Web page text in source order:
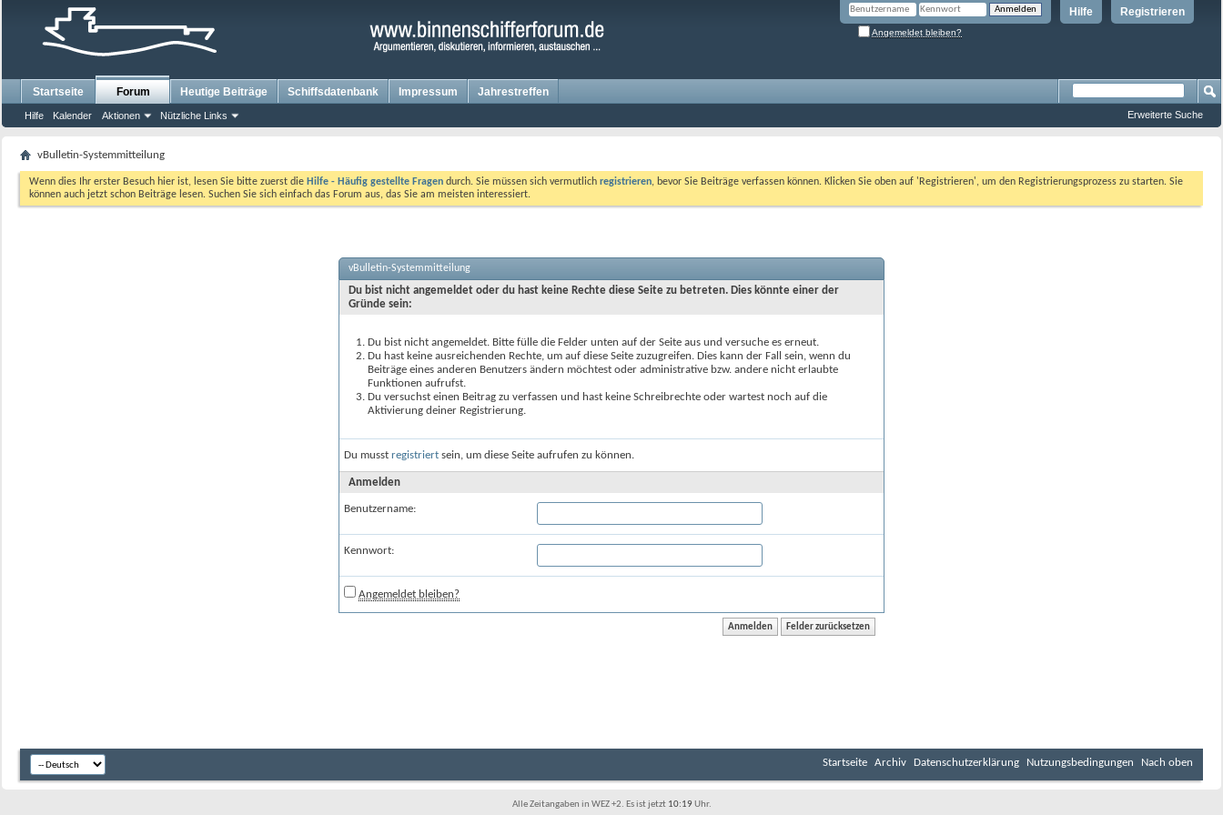
Registrieren
Hilfe
Angemeldet bleiben?
Startseite Forum
Hilfe Kalender Aktionen Nützliche Links
Heutige Beiträge Schiffsdatenbank Impressum Jahrestreffen
Erweiterte Suche
vBulletin-Systemmitteilung
Wenn dies Ihr erster Besuch hier ist, lesen Sie bitte zuerst die Hilfe - Häufig gestellte Fragen durch. Sie müssen sich vermutlich registrieren, bevor Sie Beiträge verfassen können. Klicken Sie oben auf 'Registrieren', um den Registrierungsprozess zu starten. Sie
können auch jetzt schon Beiträge lesen. Suchen Sie sich einfach das Forum aus, das Sie am meisten interessiert.
vBulletin-Systemmitteilung
Du bist nicht angemeldet oder du hast keine Rechte diese Seite zu betreten. Dies könnte einer der
Gründe sein:
Du bist nicht angemeldet. Bitte fülle die Felder unten auf der Seite aus und versuche es erneut.
Du hast keine ausreichenden Rechte, um auf diese Seite zuzugreifen. Dies kann der Fall sein, wenn du
Beiträge eines anderen Benutzers ändern möchtest oder administrative bzw. andere nicht erlaubte
Funktionen aufrufst.
Du versuchst einen Beitrag zu verfassen und hast keine Schreibrechte oder wartest noch auf die
Aktivierung deiner Registrierung.
Du musst registriert sein, um diese Seite aufrufen zu können.
Anmelden
Benutzername:
Kennwort:
Angemeldet bleiben?
Startseite Archiv Datenschutzerklärung Nutzungsbedingungen Nach oben
Alle Zeitangaben in WEZ +2. Es ist jetzt 10:19Uhr.